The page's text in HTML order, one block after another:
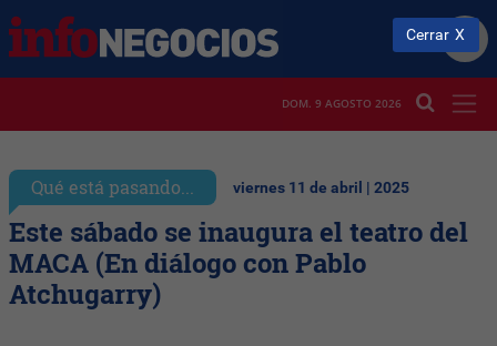
DOM. 9 AGOSTO 2026
Qué está pasando... viernes 11 de abril | 2025
Este sábado se inaugura el teatro del
MACA (En diálogo con Pablo
Atchugarry)
Cerrar